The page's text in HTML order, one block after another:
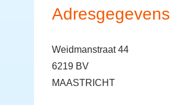
Adresgegevens
Weidmanstraat 44
6219 BV
MAASTRICHT